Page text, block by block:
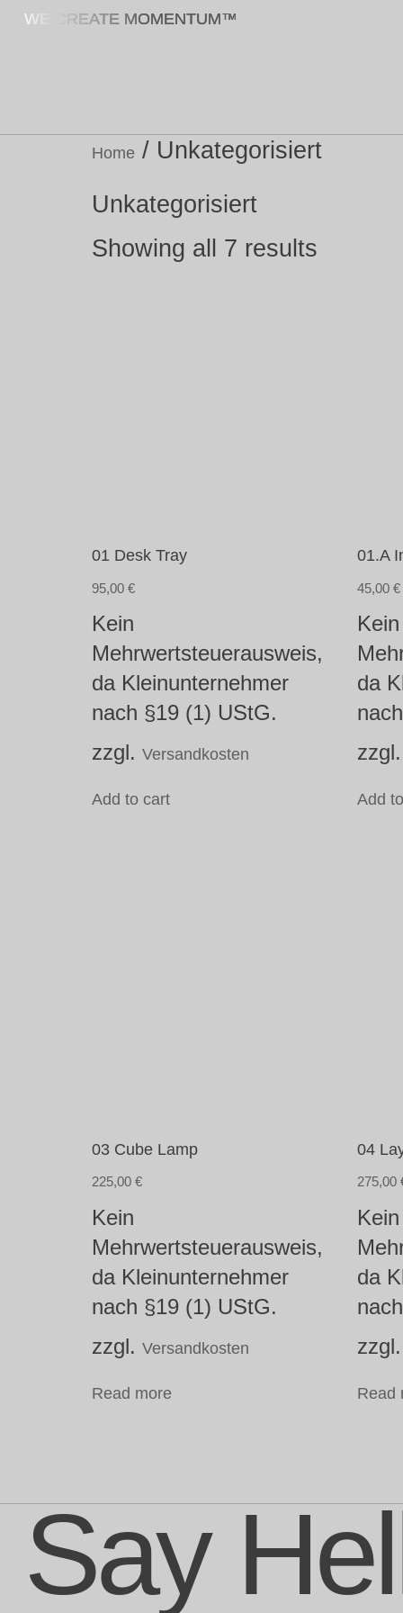
WE CREATE MOMENTUM™
Home / Unkategorisiert
Unkategorisiert
Showing all 7 results
01 Desk Tray
95,00 €
Kein
Mehrwertsteuerausweis,
da Kleinunternehmer
nach §19 (1) UStG.
zzgl. Versandkosten
Add to cart
01.A
45,00 €
Kein
da
Add
03 Cube Lamp
225,00 €
Kein
Mehrwertsteuerausweis,
da Kleinunternehmer
nach §19 (1) UStG.
zzgl. Versandkosten
Read more
04
275,00
Kein
da
Read
Say